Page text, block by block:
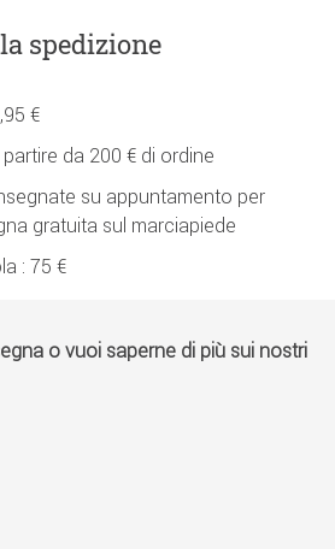
spedizione
€
da 200 € di ordine
su appuntamento per
gratuita sul marciapiede
: 75 €
o vuoi saperne di più sui nostri